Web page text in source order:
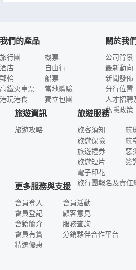
我們的產品
旅行團
酒店
郵輪
高鐵火車票
港玩港食
機票
自由行
船票
當地體驗
獨立包團
關於我
公司背景
最新動向
新聞發佈
分行位置
人才招聘
私隱政策
旅遊資訊
旅遊攻略
旅遊服務
旅客須知
旅遊保險
旅遊禮券
旅遊短片
電子印花
航
航
惡
簽
旅行團報名及責任
更多服務與支援
會員登入
會員登記
會籍簡介
會員有賞
精選優惠
會員活動
顧客意見
服務查詢
分銷夥伴合作平台